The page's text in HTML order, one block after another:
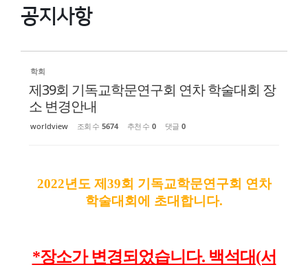
공지사항
학회
제39회 기독교학문연구회 연차 학술대회 장
소 변경안내
worldview 조회 수 5674 추천 수 0 댓글 0
2022년도 제39회 기독교학문연구회 연차
학술대회에 초대합니다.
*장소가 변경되었습니다. 백석대(서